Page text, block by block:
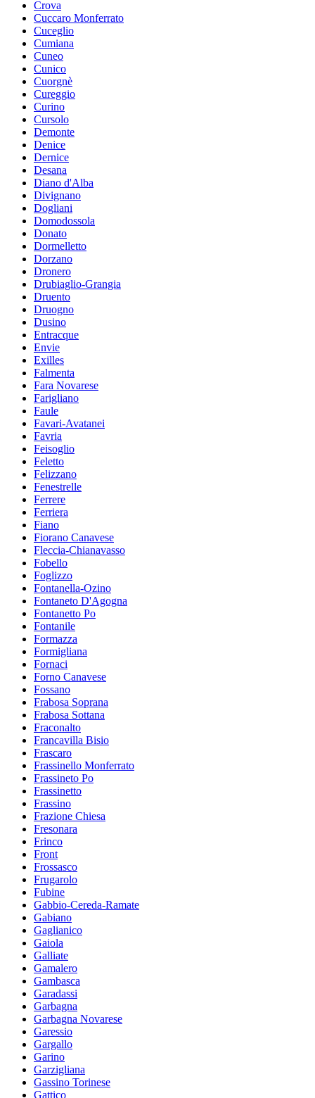
Crova
Cuccaro Monferrato
Cuceglio
Cumiana
Cuneo
Cunico
Cuorgnè
Cureggio
Curino
Cursolo
Demonte
Denice
Dernice
Desana
Diano d'Alba
Divignano
Dogliani
Domodossola
Donato
Dormelletto
Dorzano
Dronero
Drubiaglio-Grangia
Druento
Druogno
Dusino
Entracque
Envie
Exilles
Falmenta
Fara Novarese
Farigliano
Faule
Favari-Avatanei
Favria
Feisoglio
Feletto
Felizzano
Fenestrelle
Ferrere
Ferriera
Fiano
Fiorano Canavese
Fleccia-Chianavasso
Fobello
Foglizzo
Fontanella-Ozino
Fontaneto D'Agogna
Fontanetto Po
Fontanile
Formazza
Formigliana
Fornaci
Forno Canavese
Fossano
Frabosa Soprana
Frabosa Sottana
Fraconalto
Francavilla Bisio
Frascaro
Frassinello Monferrato
Frassineto Po
Frassinetto
Frassino
Frazione Chiesa
Fresonara
Frinco
Front
Frossasco
Frugarolo
Fubine
Gabbio-Cereda-Ramate
Gabiano
Gaglianico
Gaiola
Galliate
Gamalero
Gambasca
Garadassi
Garbagna
Garbagna Novarese
Garessio
Gargallo
Garino
Garzigliana
Gassino Torinese
Gattico